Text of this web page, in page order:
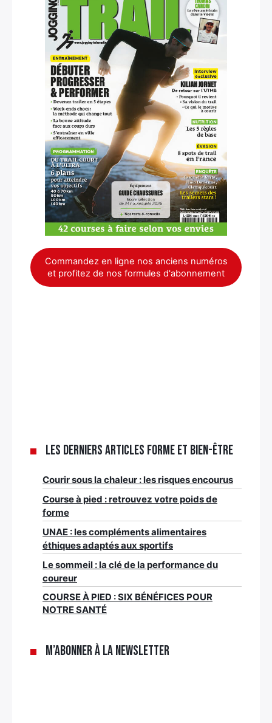
Commandez en ligne nos anciens numéros
et profitez de nos formules d'abonnement
Les derniers articles Forme et bien-être
Courir sous la chaleur : les risques encourus
Course à pied : retrouvez votre poids de
forme
UNAE : les compléments alimentaires
éthiques adaptés aux sportifs
Le sommeil : la clé de la performance du
coureur
COURSE À PIED : SIX BÉNÉFICES POUR
NOTRE SANTÉ
M’abonner à la newsletter